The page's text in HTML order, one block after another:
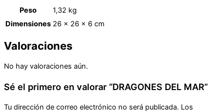
Peso
1,32 kg
Dimensiones 26 × 26 × 6 cm
Valoraciones
No hay valoraciones aún.
Sé el primero en valorar “DRAGONES DEL MAR”
Tu dirección de correo electrónico no será publicada. Los